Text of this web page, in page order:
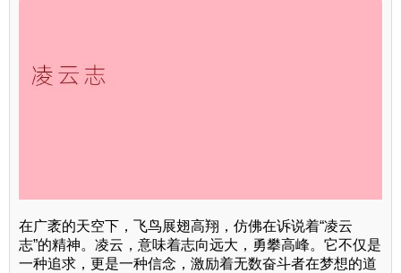
在广袤的天空下，飞鸟展翅高翔，仿佛在诉说着“凌云
志”的精神。凌云，意味着志向远大，勇攀高峰。它不仅是
一种追求，更是一种信念，激励着无数奋斗者在梦想的道